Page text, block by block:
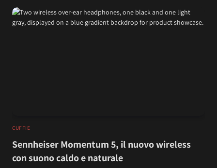
CUFFIE
Sennheiser Momentum 5, il nuovo wireless
con suono caldo e naturale